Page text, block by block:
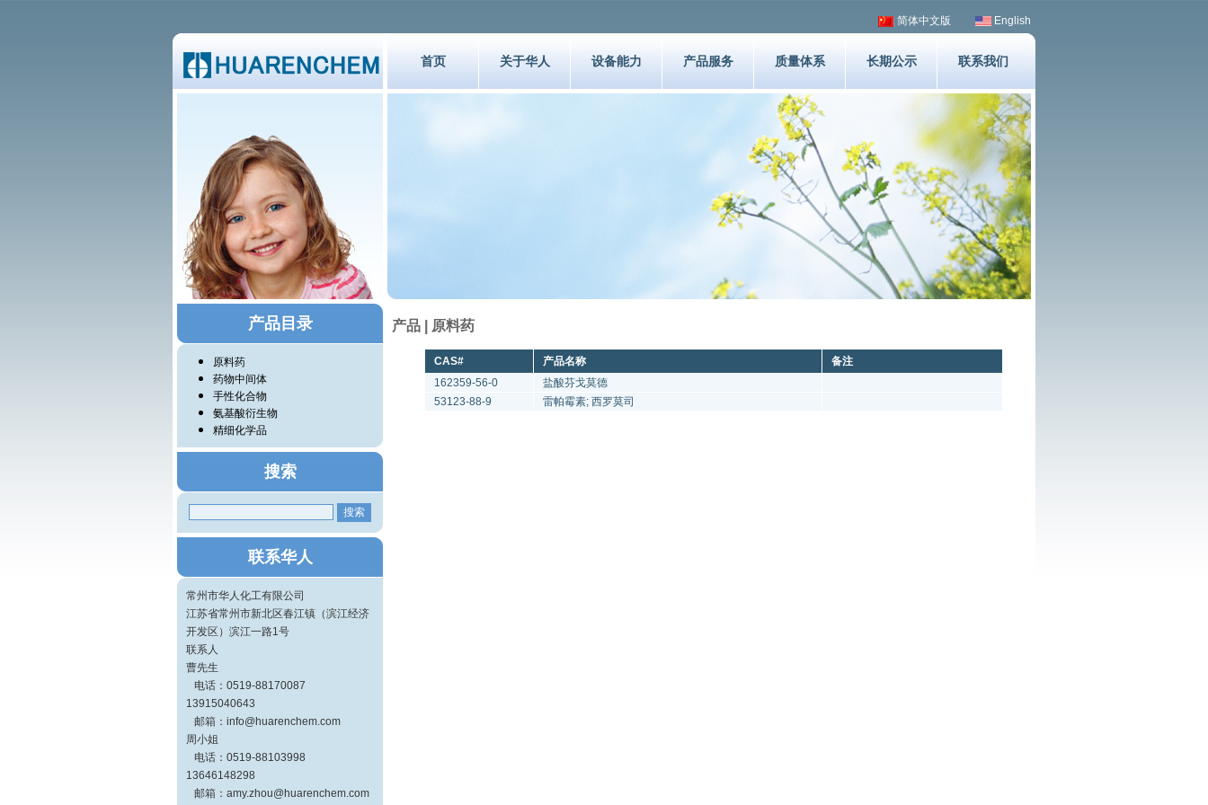
简体中文版 English
首页 关于华人 设备能力 产品服务 质量体系 长期公示 联系我们
产品目录
原料药
药物中间体
手性化合物
氨基酸衍生物
精细化学品
搜索
联系华人
常州市华人化工有限公司
江苏省常州市新北区春江镇（滨江经济
开发区）滨江一路1号
联系人
曹先生
电话：0519-88170087
13915040643
邮箱：info@huarenchem.com
周小姐
电话：0519-88103998
13646148298
邮箱：amy.zhou@huarenchem.com
产品 | 原料药
CAS# 产品名称
备注
162359-56-0
盐酸芬戈莫德
53123-88-9
雷帕霉素; 西罗莫司